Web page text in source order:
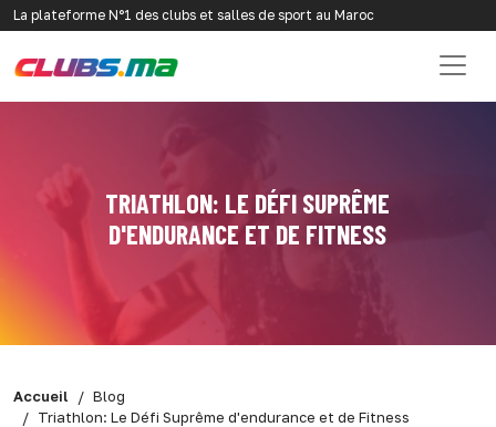
La plateforme N°1 des clubs et salles de sport au Maroc
TRIATHLON: LE DÉFI SUPRÊME
D'ENDURANCE ET DE FITNESS
Accueil
Blog
Triathlon: Le Défi Suprême d'endurance et de Fitness